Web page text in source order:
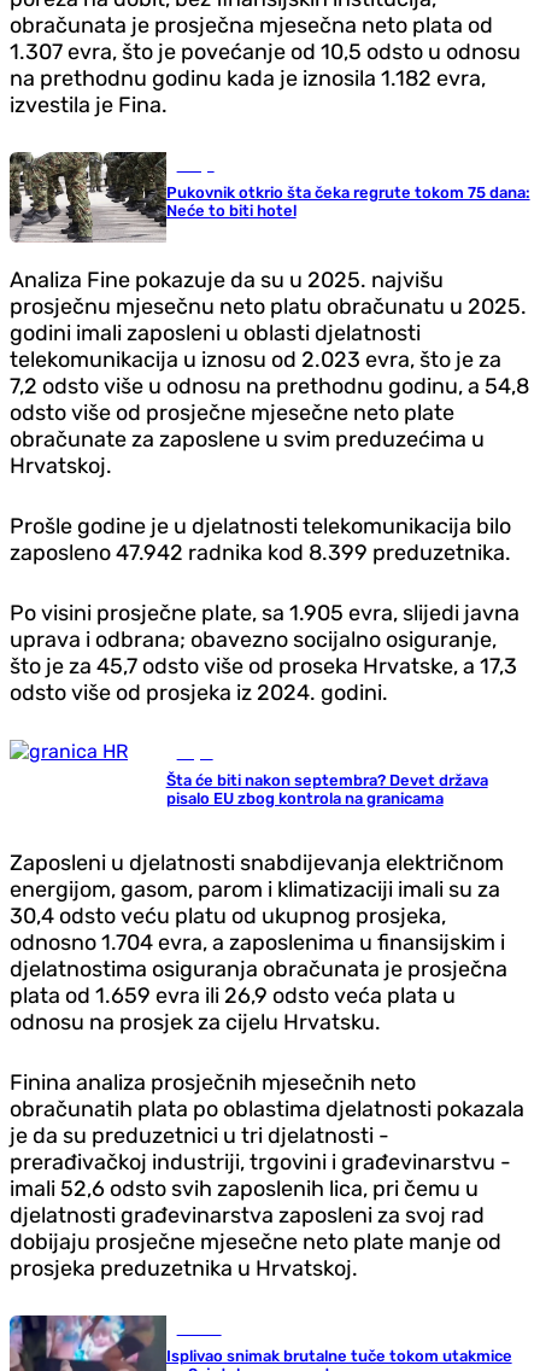
obračunata je prosječna mjesečna neto plata od
1.307 evra, što je povećanje od 10,5 odsto u odnosu
na prethodnu godinu kada je iznosila 1.182 evra,
izvestila je Fina.
Pukovnik otkrio šta čeka regrute tokom 75 dana:
Neće to biti hotel
Analiza Fine pokazuje da su u 2025. najvišu
prosječnu mjesečnu neto platu obračunatu u 2025.
godini imali zaposleni u oblasti djelatnosti
telekomunikacija u iznosu od 2.023 evra, što je za
7,2 odsto više u odnosu na prethodnu godinu, a 54,8
odsto više od prosječne mjesečne neto plate
obračunate za zaposlene u svim preduzećima u
Hrvatskoj.
Prošle godine je u djelatnosti telekomunikacija bilo
zaposleno 47.942 radnika kod 8.399 preduzetnika.
Po visini prosječne plate, sa 1.905 evra, slijedi javna
uprava i odbrana; obavezno socijalno osiguranje,
što je za 45,7 odsto više od proseka Hrvatske, a 17,3
odsto više od prosjeka iz 2024. godini.
Šta će biti nakon septembra? Devet država
pisalo EU zbog kontrola na granicama
Zaposleni u djelatnosti snabdijevanja električnom
energijom, gasom, parom i klimatizaciji imali su za
30,4 odsto veću platu od ukupnog prosjeka,
odnosno 1.704 evra, a zaposlenima u finansijskim i
djelatnostima osiguranja obračunata je prosječna
plata od 1.659 evra ili 26,9 odsto veća plata u
odnosu na prosjek za cijelu Hrvatsku.
Finina analiza prosječnih mjesečnih neto
obračunatih plata po oblastima djelatnosti pokazala
je da su preduzetnici u tri djelatnosti -
prerađivačkoj industriji, trgovini i građevinarstvu -
imali 52,6 odsto svih zaposlenih lica, pri čemu u
djelatnosti građevinarstva zaposleni za svoj rad
dobijaju prosječne mjesečne neto plate manje od
prosjeka preduzetnika u Hrvatskoj.
Isplivao snimak brutalne tuče tokom utakmice